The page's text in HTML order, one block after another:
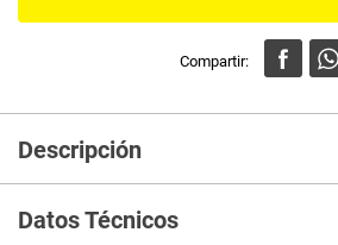
Descripción
exportando.Con Frugy tendrás una experiencia
tips y recetas para que puedas realizar
Datos Técnicos